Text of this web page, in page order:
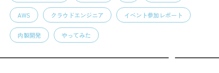
AWS クラウドエンジニア イベント参加レポート
内製開発 やってみた